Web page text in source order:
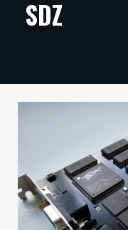
ARTIKKELIT
TECHBBS
KAUPPA
VAIHDA TEEMA
SDZ